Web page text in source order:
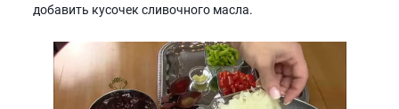
добавить кусочек сливочного масла.